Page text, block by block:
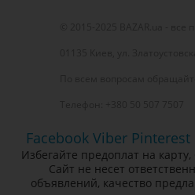
Facebook Viber Pinterest
Избегайте предоплат на
Сайт не несет
объявлений, качество